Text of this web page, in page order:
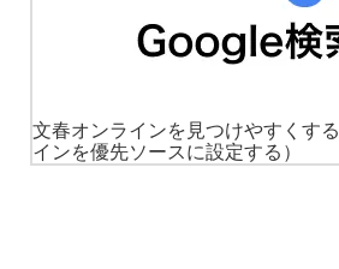
文春オンラインを見つけやすくする
インを優先ソースに設定する）